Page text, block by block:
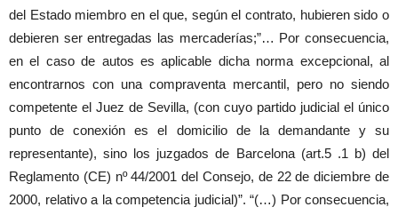
del Estado miembro en el que, según el contrato, hubieren sido o
debieren ser entregadas las mercaderías;”… Por consecuencia,
en el caso de autos es aplicable dicha norma excepcional, al
encontrarnos con una compraventa mercantil, pero no siendo
competente el Juez de Sevilla, (con cuyo partido judicial el único
punto de conexión es el domicilio de la demandante y su
representante), sino los juzgados de Barcelona (art.5 .1 b) del
Reglamento (CE) nº 44/2001 del Consejo, de 22 de diciembre de
2000, relativo a la competencia judicial)”. “(…) Por consecuencia,